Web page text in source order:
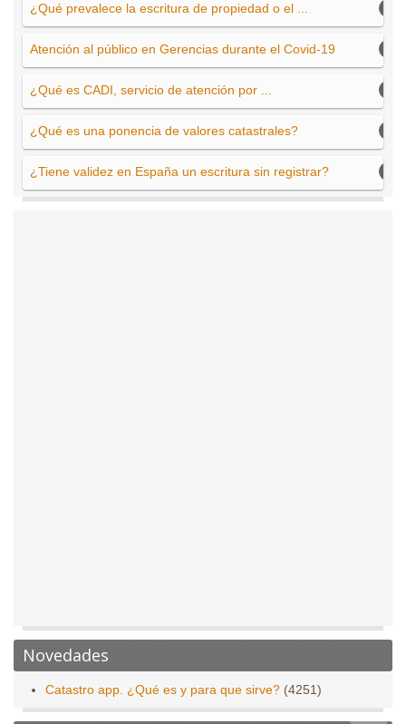
¿Qué prevalece la escritura de propiedad o el ...
Atención al público en Gerencias durante el Covid-19
¿Qué es CADI, servicio de atención por ...
¿Qué es una ponencia de valores catastrales?
¿Tiene validez en España un escritura sin registrar?
Novedades
Catastro app. ¿Qué es y para que sirve? (4251)